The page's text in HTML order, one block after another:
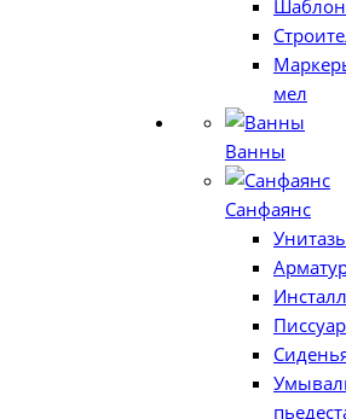
мел
Ванны
Санфаянс